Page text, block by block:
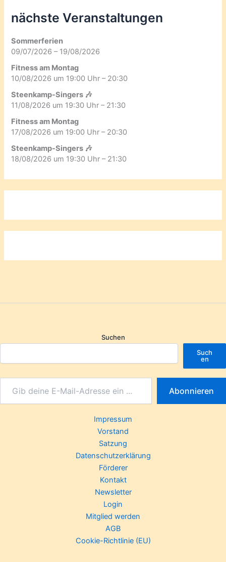
nächste Veranstaltungen
Sommerferien
09/07/2026 – 19/08/2026
Fitness am Montag
10/08/2026 um 19:00 Uhr – 20:30
Steenkamp-Singers 🎶
11/08/2026 um 19:30 Uhr – 21:30
Fitness am Montag
17/08/2026 um 19:00 Uhr – 20:30
Steenkamp-Singers 🎶
18/08/2026 um 19:30 Uhr – 21:30
Suchen
Such
en
Abonnieren
Impressum
Vorstand
Satzung
Datenschutzerklärung
Förderer
Kontakt
Newsletter
Login
Mitglied werden
AGB
Cookie-Richtlinie (EU)